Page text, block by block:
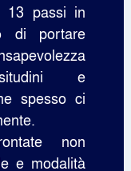
13 passi in
di portare
e
spesso ci
non
e modalità